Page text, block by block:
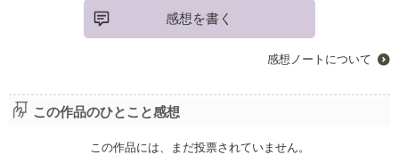
感想を書く
感想ノートについて
この作品のひとこと感想
この作品には、まだ投票されていません。